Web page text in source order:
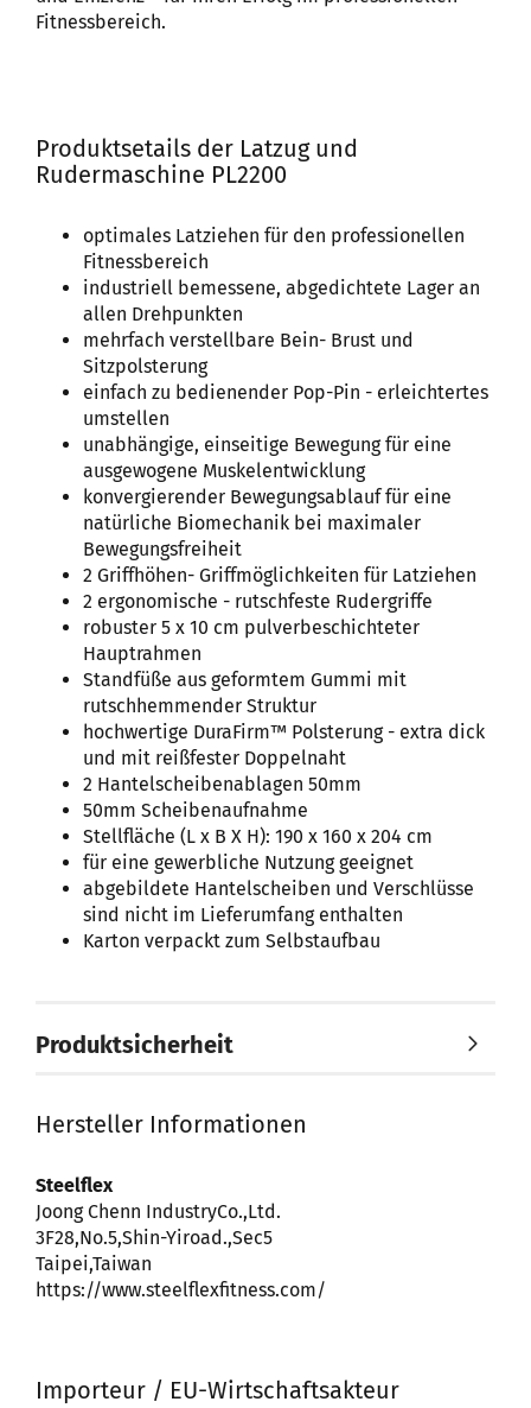
Fitnessbereich.
Produktsetails der Latzug und
Rudermaschine PL2200
optimales Latziehen für den professionellen
Fitnessbereich
industriell bemessene, abgedichtete Lager an
allen Drehpunkten
mehrfach verstellbare Bein- Brust und
Sitzpolsterung
einfach zu bedienender Pop-Pin - erleichtertes
umstellen
unabhängige, einseitige Bewegung für eine
ausgewogene Muskelentwicklung
konvergierender Bewegungsablauf für eine
natürliche Biomechanik bei maximaler
Bewegungsfreiheit
2 Griffhöhen- Griffmöglichkeiten für Latziehen
2 ergonomische - rutschfeste Rudergriffe
robuster 5 x 10 cm pulverbeschichteter
Hauptrahmen
Standfüße aus geformtem Gummi mit
rutschhemmender Struktur
hochwertige DuraFirm™ Polsterung - extra dick
und mit reißfester Doppelnaht
2 Hantelscheibenablagen 50mm
50mm Scheibenaufnahme
Stellfläche (L x B X H): 190 x 160 x 204 cm
für eine gewerbliche Nutzung geeignet
abgebildete Hantelscheiben und Verschlüsse
sind nicht im Lieferumfang enthalten
Karton verpackt zum Selbstaufbau
Produktsicherheit
Hersteller Informationen
Steelflex
Joong Chenn IndustryCo.,Ltd.
3F28,No.5,Shin-Yiroad.,Sec5
Taipei,Taiwan
https://www.steelflexfitness.com/
Importeur / EU-Wirtschaftsakteur